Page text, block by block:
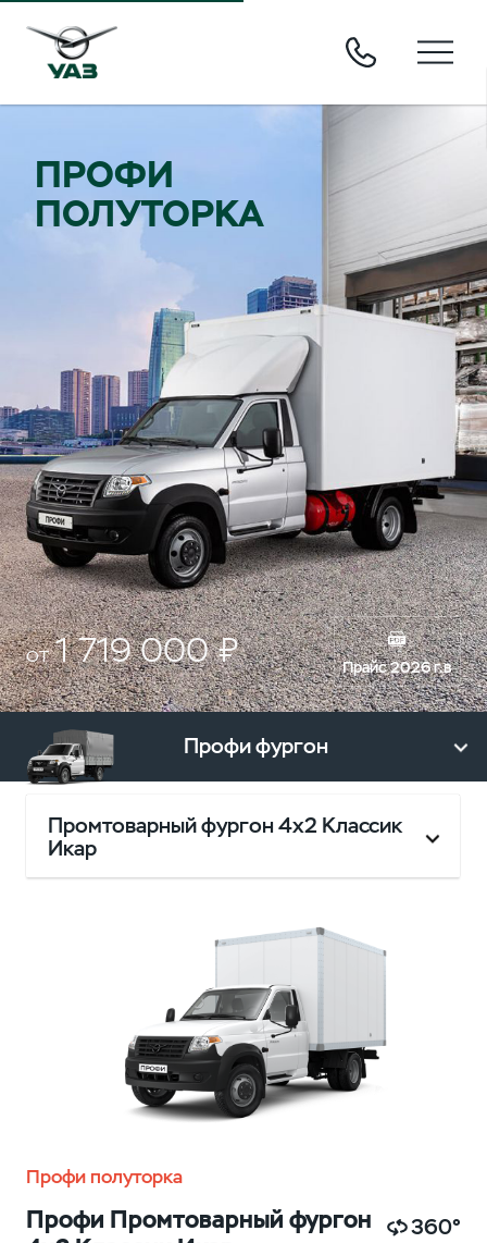
ПРОФИ
ПОЛУТОРКА
от1 719 000 ₽ Прайс 2026 г.в
Профи фургон
Промтоварный фургон 4х2 Классик
Икар
Профи полуторка
Профи Промтоварный фургон
360°